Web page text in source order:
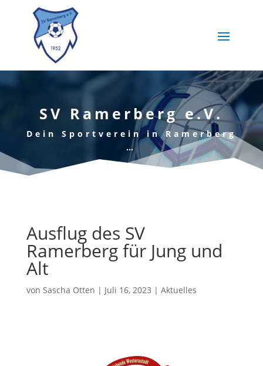
SV Ramerberg e.V.
Dein Sportverein in Ramerberg
…
Ausflug des SV
Ramerberg für Jung und
Alt
von Sascha Otten | Juli 16, 2023 | Aktuelles